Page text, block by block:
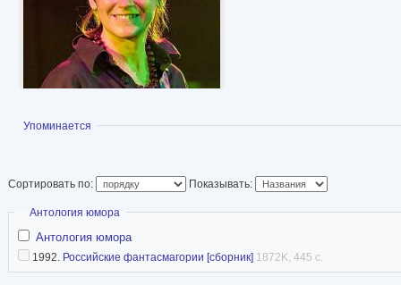
Показать
Упоминается
Сортировать по: Показывать:
Скрыть
Антология юмора
Антология юмора
1992. Российские фантасмагории [сборник] 1872K, 445 с.